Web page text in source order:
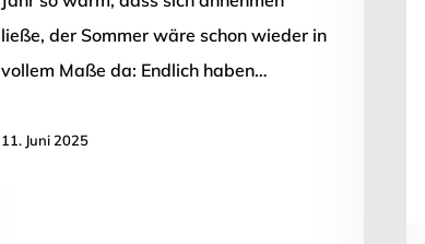
ließe, der Sommer wäre schon wieder in
vollem Maße da: Endlich haben…
11. Juni 2025